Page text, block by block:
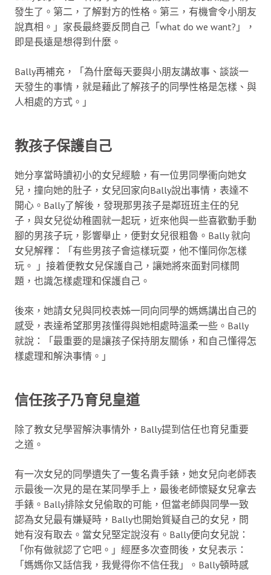
發生了。第二，了解對方的性格。第三，有機會令小朋友
說真相。」家長最終要反問自己「what do we want?」，
即是長遠是想得到什麼。
Bally再補充，「為什麼每天要與小朋友講故事、談談一
天發生的事情，就是藉此了解孩子的同學性格是怎樣、與
人相處的方式。」
教孩子保護自己
她分享當時讀初小的女兒經驗，有一位男同學衝向她女
兒，撞向她的肚子，女兒回家向Bally說出事情，表達不
開心。Bally了解後，發現那男孩子是鄰班班主任的兒
子，與女兒從幼稚園就一起玩，近來他與一些喜歡動手動
腳的男孩子玩，影響舉止，便對女兒很粗魯。Bally 就向
女兒解釋：「有些男孩子會這樣玩耍，他不懂同你怎樣
玩。 」接着便教女兒保護自己，讓她將來面對同樣問
題，也識怎樣處理和保護自己。
後來，她請女兒與同校表姊一同向同學的媽媽講出自己的
感受，表達希望那男孩懂得與她相處時溫柔一些。Bally
就說：「最重要的是讓孩子保持朋友關係，和自己懂得怎
樣處理和解決事情。」
信任孩子乃育兒皇道
除了教女兒學習解決事情外，Bally提到信任也育兒重要
之道。
有一次女兒的同學遺失了一隻名貴手錶，她女兒向老師表
示最後一次見的是在某同學手上，最後老師懷疑女兒拿去
手錶。Bally排除女兒偷取的可能，但當老師與同學一致
認為女兒最有嫌疑時，Bally也開始質疑自己的女兒，問
她有沒有取去。當女兒堅定說沒有。Bally便向女兒說：
「你有做就認了它吧。」經歷多次查問後，女兒表示：
「媽媽你又話信我，我覺得你不信任我」。Bally頓時感